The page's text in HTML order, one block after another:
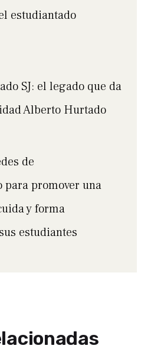
estudiantado
SJ: el legado que da
Alberto Hurtado
de
para promover una
y forma
estudiantes